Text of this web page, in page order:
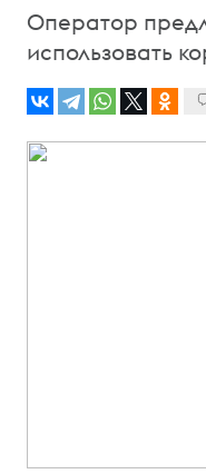
Оператор
использовать